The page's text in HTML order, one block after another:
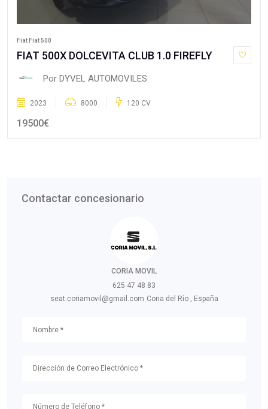
Fiat Fiat 500
FIAT 500X DOLCEVITA CLUB 1.0 FIREFLY
Por DYVEL AUTOMOVILES
2023 8000 120 CV
19500€
Contactar concesionario
CORIA MOVIL
625 47 48 83
seat.coriamovil@gmail.com Coria del Río , España